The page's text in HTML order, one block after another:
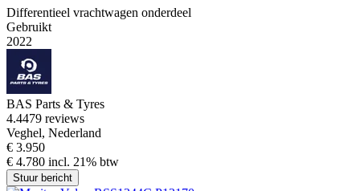
Differentieel vrachtwagen onderdeel
Gebruikt
2022
BAS Parts & Tyres
4.4479 reviews
Veghel, Nederland
€ 3.950
€ 4.780 incl. 21% btw
Stuur bericht